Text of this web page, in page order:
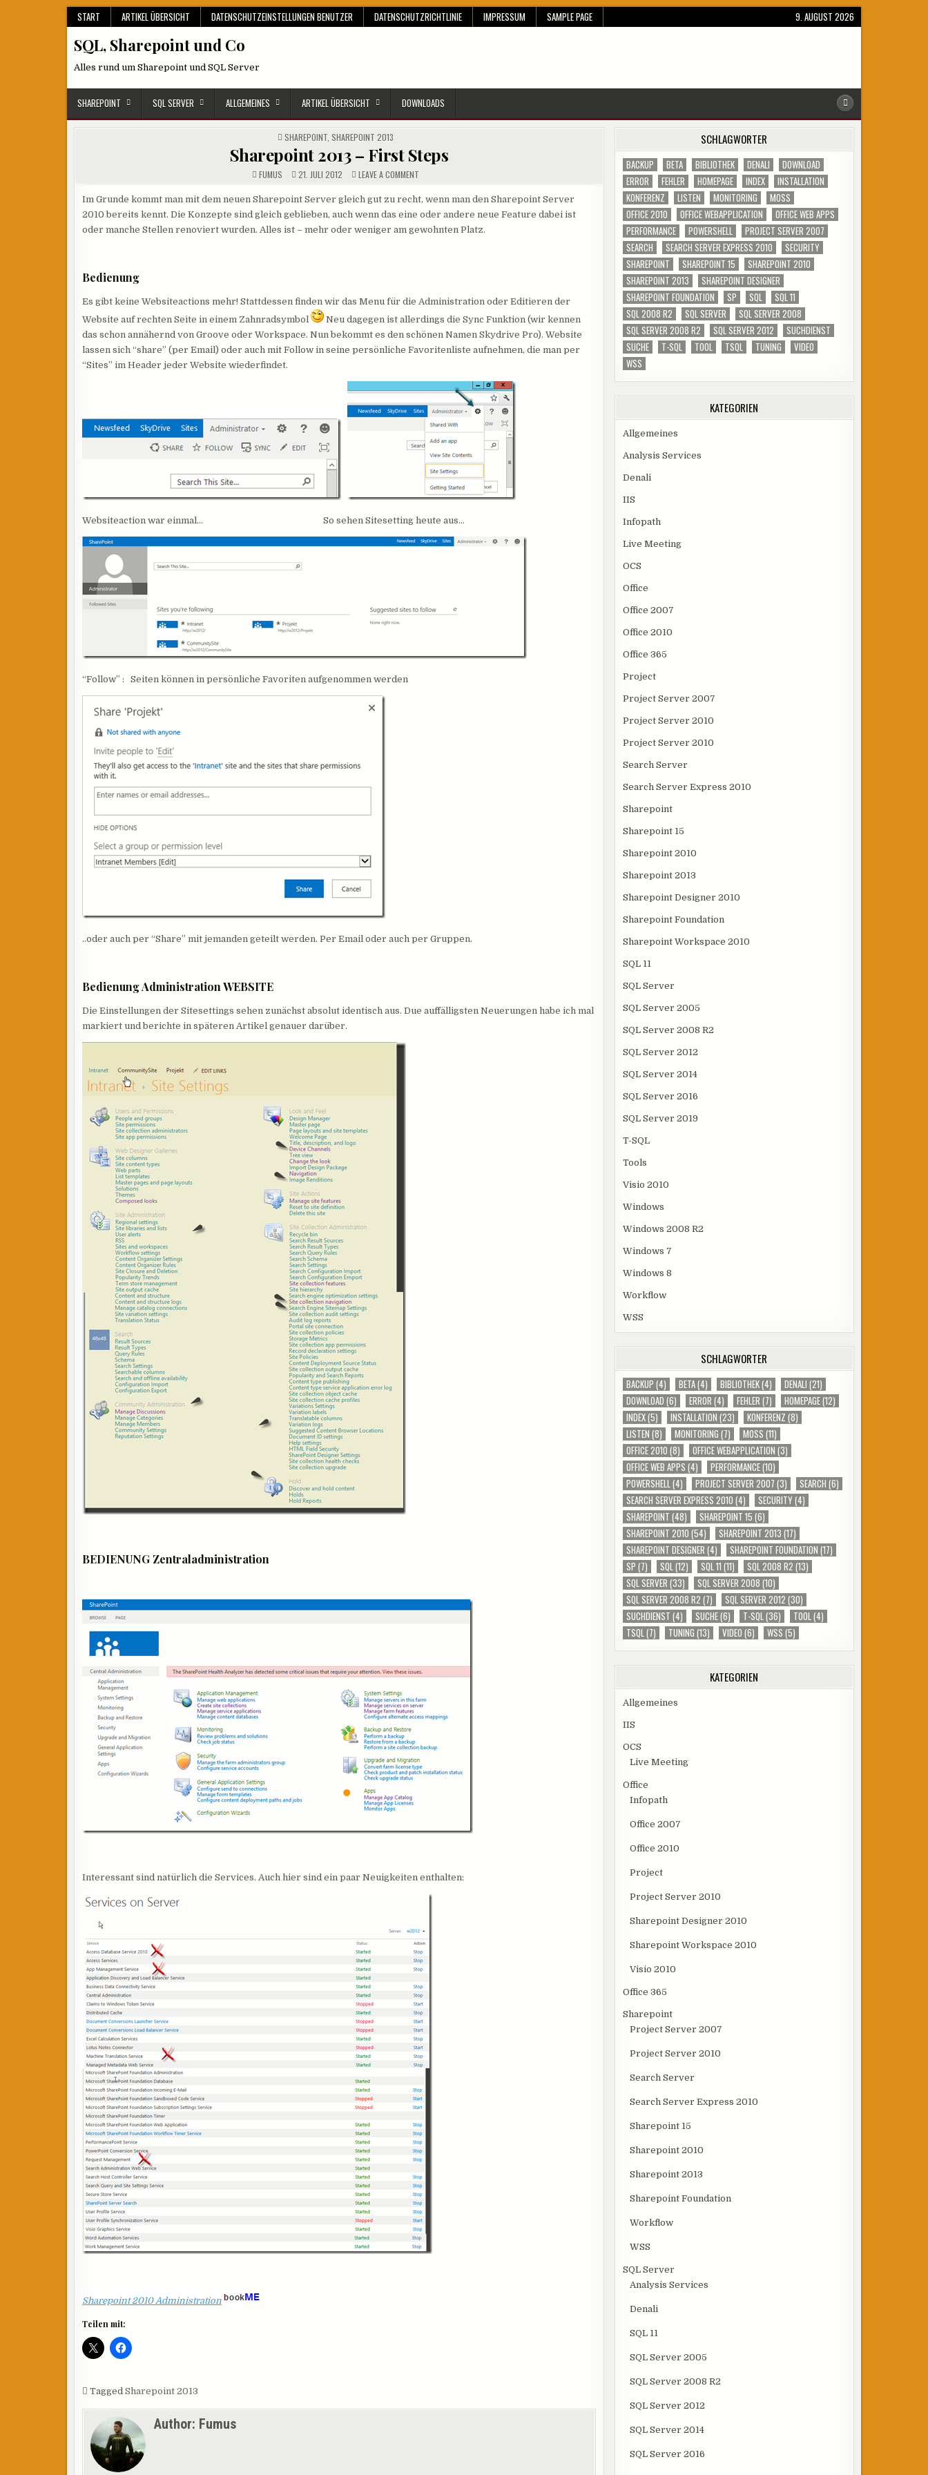
START ARTIKEL ÜBERSICHT DATENSCHUTZEINSTELLUNGEN BENUTZER DATENSCHUTZRICHTLINIE IMPRESSUM SAMPLE PAGE 9. AUGUST 2026
SQL, Sharepoint und Co
Alles rund um Sharepoint und SQL Server
SHAREPOINT SQL SERVER ALLGEMEINES ARTIKEL ÜBERSICHT DOWNLOADS
POSTED
IN
SHAREPOINT SHAREPOINT 2013
Sharepoint 2013 – First Steps
FUMUS 21. JULI 2012 LEAVE A COMMENT
–
FIRST
STEPS
Im Grunde kommt man mit dem neuen Sharepoint Server gleich gut zu recht, wenn man den Sharepoint Server
2010 bereits kennt. Die Konzepte sind gleich geblieben, auch wenn das eine oder andere neue Feature dabei ist
oder manche Stellen renoviert wurden. Alles ist – mehr oder weniger am gewohnten Platz.
Bedienung
Es gibt keine Websiteactions mehr! Stattdessen finden wir das Menu für die Administration oder Editieren der
Website auf rechten Seite in einem Zahnradsymbol
Neu dagegen ist allerdings die Sync Funktion (wir kennen
das schon annähernd von Groove oder Workspace. Nun bekommt es den schönen Namen Skydrive Pro). Website
lassen sich “share” (per Email) oder auch mit Follow in seine persönliche Favoritenliste aufnehmen, die man per
“Sites” im Header jeder Website wiederfindet.
Websiteaction war einmal… So sehen Sitesetting heute aus…
“Follow” : Seiten können in persönliche Favoriten aufgenommen werden
..oder auch per “Share” mit jemanden geteilt werden. Per Email oder auch per Gruppen.
Bedienung Administration WEBSITE
Die Einstellungen der Sitesettings sehen zunächst absolut identisch aus. Due auffälligsten Neuerungen habe ich mal
markiert und berichte in späteren Artikel genauer darüber.
BEDIENUNG Zentraladministration
Interessant sind natürlich die Services. Auch hier sind ein paar Neuigkeiten enthalten:
Sharepoint 2010 Administration
Teilen mit:
Tagged Sharepoint 2013
Author: Fumus
SCHLAGWÖRTER
BACKUP BETA BIBLIOTHEK DENALI
DOWNLOAD
ERROR
FEHLER HOMEPAGE INDEX
INSTALLATION
KONFERENZ
LISTEN MONITORING
MOSS
OFFICE 2010
OFFICE WEBAPPLICATION
OFFICE WEB APPS
PERFORMANCE
POWERSHELL
PROJECT SERVER 2007
SEARCH
SEARCH SERVER EXPRESS 2010
SECURITY
SHAREPOINT
SHAREPOINT 15
SHAREPOINT 2010
SHAREPOINT 2013
SHAREPOINT DESIGNER
SHAREPOINT FOUNDATION
SP SQL
SQL 11
SQL 2008 R2
SQL SERVER
SQL SERVER 2008
SQL SERVER 2008 R2
SQL SERVER 2012
SUCHDIENST
SUCHE
T-SQL TOOL TSQL TUNING
VIDEO
WSS
KATEGORIEN
Allgemeines
Analysis Services
Denali
IIS
Infopath
Live Meeting
OCS
Office
Office 2007
Office 2010
Office 365
Project
Project Server 2007
Project Server 2010
Project Server 2010
Search Server
Search Server Express 2010
Sharepoint
Sharepoint 15
Sharepoint 2010
Sharepoint 2013
Sharepoint Designer 2010
Sharepoint Foundation
Sharepoint Workspace 2010
SQL 11
SQL Server
SQL Server 2005
SQL Server 2008 R2
SQL Server 2012
SQL Server 2014
SQL Server 2016
SQL Server 2019
T-SQL
Tools
Visio 2010
Windows
Windows 2008 R2
Windows 7
Windows 8
Workflow
WSS
SCHLAGWÖRTER
BACKUP (4) BETA(4) BIBLIOTHEK(4) DENALI (21)
DOWNLOAD (6) ERROR (4) FEHLER (7) HOMEPAGE(12)
INDEX(5) INSTALLATION (23) KONFERENZ (8)
LISTEN (8) MONITORING (7) MOSS (11)
OFFICE 2010 (8) OFFICE WEBAPPLICATION (3)
OFFICE WEB APPS (4) PERFORMANCE(10)
POWERSHELL(4) PROJECT SERVER 2007 (3) SEARCH (6)
SEARCH SERVER EXPRESS 2010 (4) SECURITY(4)
SHAREPOINT (48) SHAREPOINT 15 (6)
SHAREPOINT 2010 (54) SHAREPOINT 2013 (17)
SHAREPOINT DESIGNER (4) SHAREPOINT FOUNDATION (17)
SP (7) SQL(12) SQL 11 (11) SQL 2008 R2 (13)
SQL SERVER (33) SQL SERVER 2008 (10)
SQL SERVER 2008 R2 (7) SQL SERVER 2012 (30)
SUCHDIENST (4) SUCHE(6) T-SQL(36) TOOL(4)
TSQL(7) TUNING (13) VIDEO (6) WSS (5)
KATEGORIEN
Allgemeines
IIS
OCS
Live Meeting
Office
Infopath
Office 2007
Office 2010
Project
Project Server 2010
Sharepoint Designer 2010
Sharepoint Workspace 2010
Visio 2010
Office 365
Sharepoint
Project Server 2007
Project Server 2010
Search Server
Search Server Express 2010
Sharepoint 15
Sharepoint 2010
Sharepoint 2013
Sharepoint Foundation
Workflow
WSS
SQL Server
Analysis Services
Denali
SQL 11
SQL Server 2005
SQL Server 2008 R2
SQL Server 2012
SQL Server 2014
SQL Server 2016